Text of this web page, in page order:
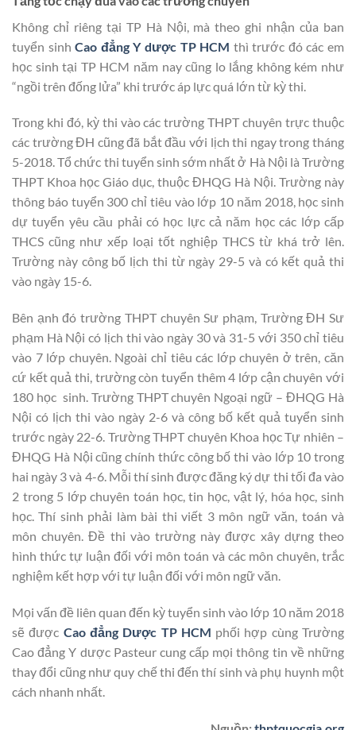
Không chỉ riêng tại TP Hà Nội, mà theo ghi nhận của ban
tuyển sinhCao đẳng Y dược TP HCM thì trước đó các em
học sinh tại TP HCM năm nay cũng lo lắng không kém như
“ngồi trên đống lửa” khi trước áp lực quá lớn từ kỳ thi.
Trong khi đó, kỳ thi vào các trường THPT chuyên trực thuộc
các trường ĐH cũng đã bắt đầu với lịch thi ngay trong tháng
5-2018. Tổ chức thi tuyển sinh sớm nhất ở Hà Nội là Trường
THPT Khoa học Giáo dục, thuộc ĐHQG Hà Nội. Trường này
thông báo tuyển 300 chỉ tiêu vào lớp 10 năm 2018, học sinh
dự tuyển yêu cầu phải có học lực cả năm học các lớp cấp
THCS cũng như xếp loại tốt nghiệp THCS từ khá trở lên.
Trường này công bố lịch thi từ ngày 29-5 và có kết quả thi
vào ngày 15-6.
Bên ạnh đó trường THPT chuyên Sư phạm, Trường ĐH Sư
phạm Hà Nội có lịch thi vào ngày 30 và 31-5 với 350 chỉ tiêu
vào 7 lớp chuyên. Ngoài chỉ tiêu các lớp chuyên ở trên, căn
cứ kết quả thi, trường còn tuyển thêm 4 lớp cận chuyên với
180 học sinh. Trường THPT chuyên Ngoại ngữ – ĐHQG Hà
Nội có lịch thi vào ngày 2-6 và công bố kết quả tuyển sinh
trước ngày 22-6. Trường THPT chuyên Khoa học Tự nhiên –
ĐHQG Hà Nội cũng chính thức công bố thi vào lớp 10 trong
hai ngày 3 và 4-6. Mỗi thí sinh được đăng ký dự thi tối đa vào
2 trong 5 lớp chuyên toán học, tin học, vật lý, hóa học, sinh
học. Thí sinh phải làm bài thi viết 3 môn ngữ văn, toán và
môn chuyên. Đề thi vào trường này được xây dựng theo
hình thức tự luận đối với môn toán và các môn chuyên, trắc
nghiệm kết hợp với tự luận đối với môn ngữ văn.
Mọi vấn đề liên quan đến kỳ tuyển sinh vào lớp 10 năm 2018
sẽ được Cao đẳng Dược TP HCM phối hợp cùng Trường
Cao đẳng Y dược Pasteur cung cấp mọi thông tin về những
thay đổi cũng như quy chế thi đến thí sinh và phụ huynh một
cách nhanh nhất.